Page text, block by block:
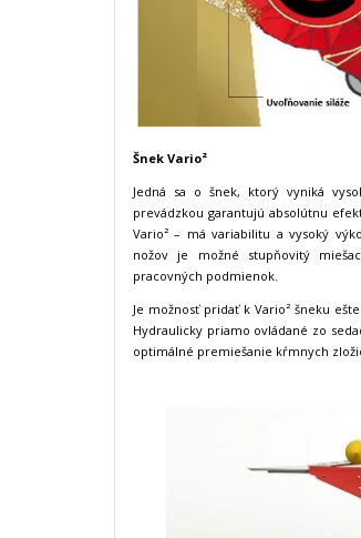
Šnek Vario²
Jedná sa o šnek, ktorý vyniká
prevádzkou garantujú absolútnu
Vario² – má variabilitu a vysoký
nožov je možné stupňovitý
pracovných podmienok.
Je možnosť pridať k Vario² šneku
Hydraulicky priamo ovládané zo
optimálné premiešanie kŕmnych